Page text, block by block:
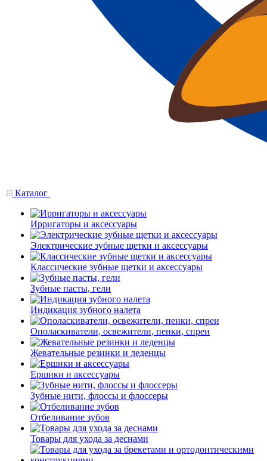
Каталог
Ирригаторы и аксессуары
Электрические зубные щетки и аксессуары
Классические зубные щетки и аксессуары
Зубные пасты, гели
Индикация зубного налета
Ополаскиватели, освежители, пенки, спреи
Жевательные резинки и леденцы
Ершики и аксессуары
Зубные нити, флоссы и флоссеры
Отбеливание зубов
Товары для ухода за деснами